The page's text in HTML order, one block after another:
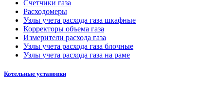
Счетчики газа
Расходомеры
Узлы учета расхода газа шкафные
Корректоры объема газа
Измерители расхода газа
Узлы учета расхода газа блочные
Узлы учета расхода газа на раме
Котельные установки